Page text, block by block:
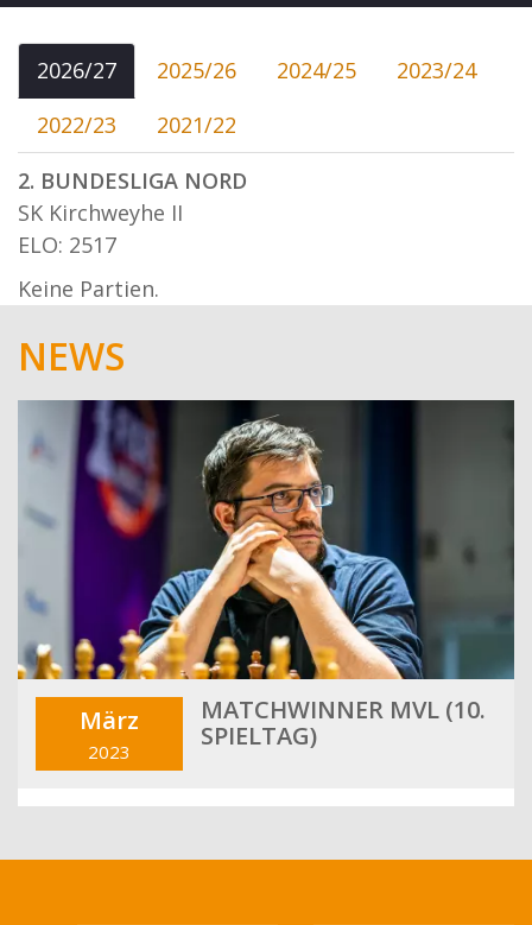
2026/27 2025/26 2024/25
2023/24
2022/23
2021/22
2. BUNDESLIGA NORD
SK Kirchweyhe II
ELO: 2517
Keine Partien.
NEWS
März
2023
MATCHWINNER MVL (10.
SPIELTAG)